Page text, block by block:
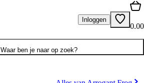
Inloggen
0.00
Waar ben je naar op zoek?